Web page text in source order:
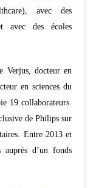
avec des
avec des écoles
Verjus, docteur en
en sciences du
19 collaborateurs.
de Philips sur
Entre 2013 et
d’un fonds